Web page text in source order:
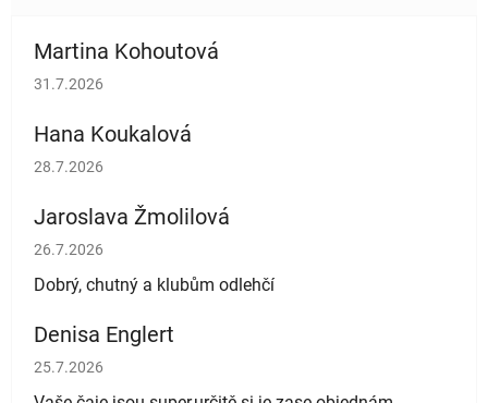
Martina Kohoutová
Hodnocení obchodu je 5 z 5 hvězdiček.
31.7.2026
Hana Koukalová
Hodnocení obchodu je 5 z 5 hvězdiček.
28.7.2026
Jaroslava Žmolilová
Hodnocení obchodu je 5 z 5 hvězdiček.
26.7.2026
Dobrý, chutný a klubům odlehčí
Denisa Englert
Hodnocení obchodu je 5 z 5 hvězdiček.
25.7.2026